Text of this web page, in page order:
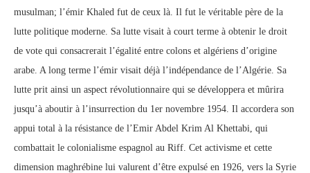
musulman; l’émir Khaled fut de ceux là. Il fut le véritable père de la
lutte politique moderne. Sa lutte visait à court terme à obtenir le droit
de vote qui consacrerait l’égalité entre colons et algériens d’origine
arabe. A long terme l’émir visait déjà l’indépendance de l’Algérie. Sa
lutte prit ainsi un aspect révolutionnaire qui se développera et mûrira
jusqu’à aboutir à l’insurrection du 1er novembre 1954. Il accordera son
appui total à la résistance de l’Emir Abdel Krim Al Khettabi, qui
combattait le colonialisme espagnol au Riff. Cet activisme et cette
dimension maghrébine lui valurent d’être expulsé en 1926, vers la Syrie